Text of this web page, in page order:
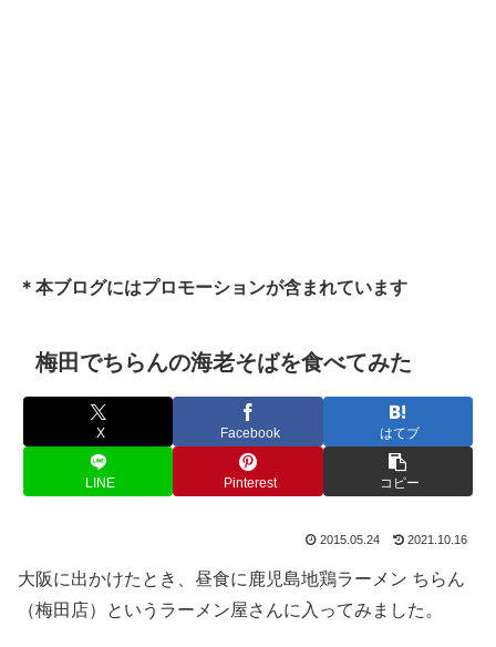
＊本ブログにはプロモーションが含まれています
梅田でちらんの海老そばを食べてみた
X Facebook はてブ
LINE Pinterest コピー
2015.05.24 2021.10.16
大阪に出かけたとき、昼食に鹿児島地鶏ラーメン ちらん
（梅田店）というラーメン屋さんに入ってみました。